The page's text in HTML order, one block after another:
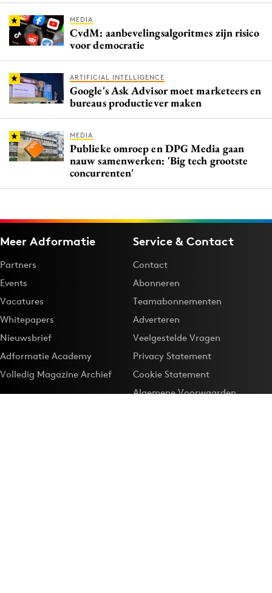
MEDIA
CvdM: aanbevelingsalgoritmes zijn risico
voor democratie
ARTIFICIAL INTELLIGENCE
Google's Ask Advisor moet marketeers en
bureaus productiever maken
MEDIA
Publieke omroep en DPG Media gaan
nauw samenwerken: 'Big tech grootste
concurrenten'
Meer Adformatie
Partners
Events
Vacatures
Whitepapers
Nieuwsbrief
Adformatie Academy
Volledig Magazine Archief
Service & Contact
Contact
Abonneren
Teamabonnementen
Adverteren
Veelgestelde Vragen
Privacy Statement
Cookie Statement
Algemene Voorwaarden